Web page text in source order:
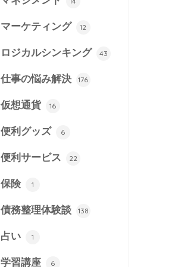
マーケティング 12
ロジカルシンキング 43
仕事の悩み解決 176
仮想通貨 16
便利グッズ 6
便利サービス 22
保険 1
債務整理体験談 138
占い 1
学習講座 6